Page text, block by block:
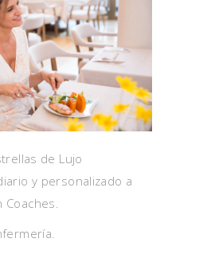
de Lujo
y personalizado a